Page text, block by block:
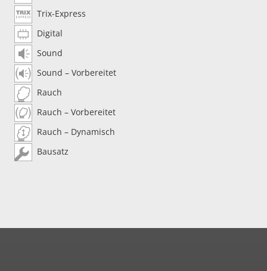
Trix-Express
Digital
Sound
Sound – Vorbereitet
Rauch
Rauch – Vorbereitet
Rauch – Dynamisch
Bausatz